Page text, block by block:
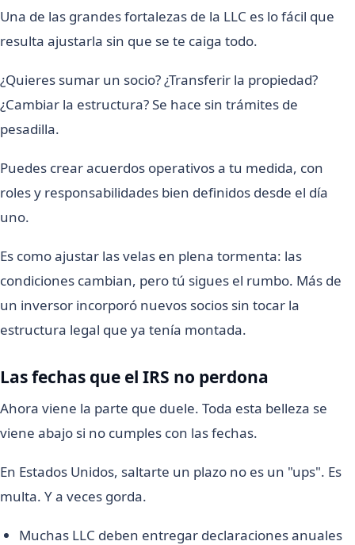
Una de las grandes fortalezas de la LLC es lo fácil que
resulta ajustarla sin que se te caiga todo.
¿Quieres sumar un socio? ¿Transferir la propiedad?
¿Cambiar la estructura? Se hace sin trámites de
pesadilla.
Puedes crear acuerdos operativos a tu medida, con
roles y responsabilidades bien definidos desde el día
uno.
Es como ajustar las velas en plena tormenta: las
condiciones cambian, pero tú sigues el rumbo. Más de
un inversor incorporó nuevos socios sin tocar la
estructura legal que ya tenía montada.
Las fechas que el IRS no perdona
Ahora viene la parte que duele. Toda esta belleza se
viene abajo si no cumples con las fechas.
En Estados Unidos, saltarte un plazo no es un "ups". Es
multa. Y a veces gorda.
Muchas LLC deben entregar declaraciones anuales